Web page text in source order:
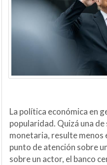
La política económica en
popularidad. Quizá una
monetaria, resulte menos
punto de atención sobre
sobre un actor, el banco